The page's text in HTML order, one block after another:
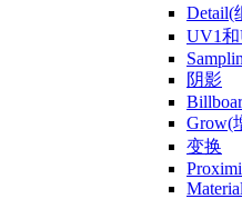
Detail(
UV1
阴影
Grow(
变换